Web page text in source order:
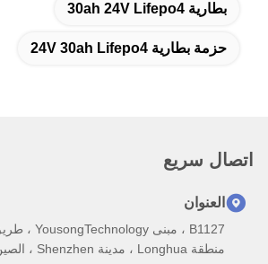
بطارية 30ah 24V Lifepo4
حزمة بطارية 24V 30ah Lifepo4
اتصال سريع
العنوان
منطقة Longhua ، مدينة Shenzhen ، الصين